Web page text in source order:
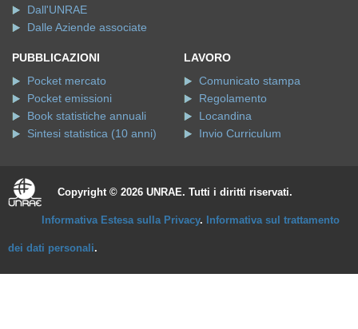
Dall'UNRAE
Dalle Aziende associate
PUBBLICAZIONI
Pocket mercato
Pocket emissioni
Book statistiche annuali
Sintesi statistica (10 anni)
LAVORO
Comunicato stampa
Regolamento
Locandina
Invio Curriculum
Copyright © 2026 UNRAE. Tutti i diritti riservati.
Informativa Estesa sulla Privacy. Informativa sul trattamento
dei dati personali.